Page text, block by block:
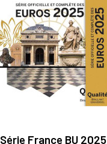
Série France BU 2025